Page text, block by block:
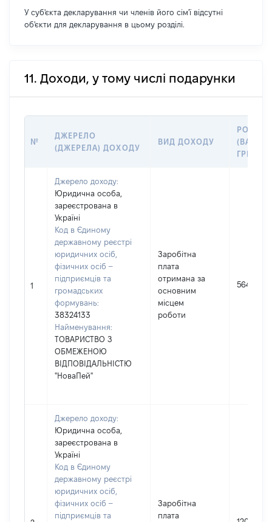
У суб'єкта декларування чи членів його сім'ї відсутні
об'єкти для декларування в цьому розділі.
11. Доходи, у тому числі подарунки
№
ДЖЕРЕЛО
(ДЖЕРЕЛА) ДОХОДУ
ВИД ДОХОДУ
РОЗМІР
ГРН
1
Джерело доходу:
Юридична особа,
зареєстрована в
Україні
Код в Єдиному
державному реєстрі
юридичних осіб,
фізичних осіб –
підприємців та
громадських
формувань:
38324133
Найменування:
ТОВАРИСТВО З
ОБМЕЖЕНОЮ
ВІДПОВІДАЛЬНІСТЮ
"НоваПей"
Заробітна
плата
отримана за
основним
місцем
роботи
56486
Джерело доходу:
Юридична особа,
зареєстрована в
Україні
Код в Єдиному
державному реєстрі
юридичних осіб,
фізичних осіб –
підприємців та
Заробітна
плата